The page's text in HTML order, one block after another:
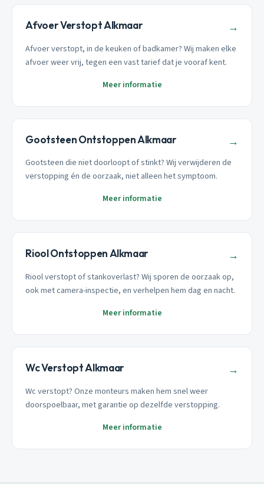
Afvoer Verstopt Alkmaar →
Afvoer verstopt, in de keuken of badkamer? Wij maken elke
afvoer weer vrij, tegen een vast tarief dat je vooraf kent.
Meer informatie
Gootsteen Ontstoppen Alkmaar →
Gootsteen die niet doorloopt of stinkt? Wij verwijderen de
verstopping én de oorzaak, niet alleen het symptoom.
Meer informatie
Riool Ontstoppen Alkmaar →
Riool verstopt of stankoverlast? Wij sporen de oorzaak op,
ook met camera-inspectie, en verhelpen hem dag en nacht.
Meer informatie
Wc Verstopt Alkmaar →
Wc verstopt? Onze monteurs maken hem snel weer
doorspoelbaar, met garantie op dezelfde verstopping.
Meer informatie